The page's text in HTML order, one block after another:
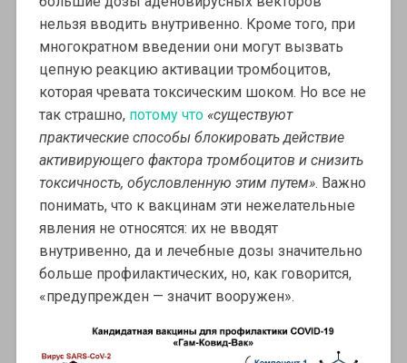
нельзя вводить внутривенно. Кроме того, при
многократном введении они могут вызвать
цепную реакцию активации тромбоцитов,
которая чревата токсическим шоком. Но все не
так страшно, потому что «существуют
практические способы блокировать действие
активирующего фактора тромбоцитов и снизить
токсичность, обусловленную этим путем». Важно
понимать, что к вакцинам эти нежелательные
явления не относятся: их не вводят
внутривенно, да и лечебные дозы значительно
больше профилактических, но, как говорится,
«предупрежден — значит вооружен».